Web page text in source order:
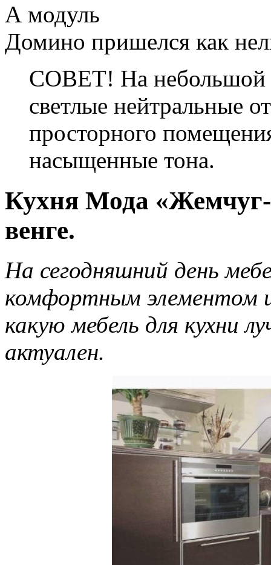
А модуль
Домино пришелся как
СОВЕТ! На небольшой
светлые нейтральные
просторного
насыщенные тона.
Кухня Мода
венге.
На сегодняшний день
комфортным элементом
какую мебель для кухни
актуален.